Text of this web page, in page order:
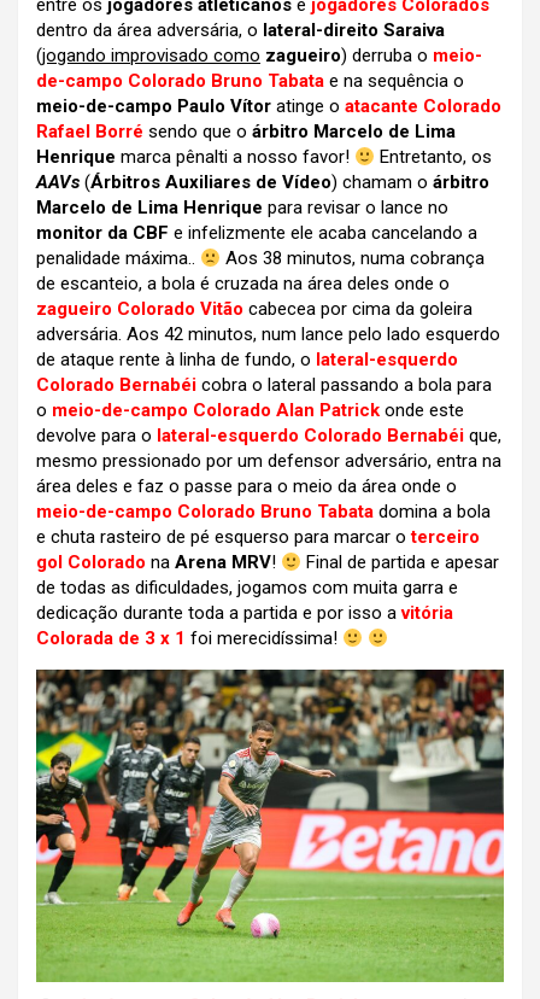
entre os jogadores atleticanos e jogadores Colorados
dentro da área adversária, o lateral-direito Saraiva
(jogando improvisado como zagueiro) derruba o meio-
de-campo Colorado Bruno Tabata e na sequência o
meio-de-campo Paulo Vítor atinge o atacante Colorado
Rafael Borré sendo que o árbitro Marcelo de Lima
Henrique marca pênalti a nosso favor!
Entretanto, os
AAVs (Árbitros Auxiliares de Vídeo) chamam o árbitro
Marcelo de Lima Henrique para revisar o lance no
monitor da CBF e infelizmente ele acaba cancelando a
penalidade máxima..
Aos 38 minutos, numa cobrança
de escanteio, a bola é cruzada na área deles onde o
zagueiro Colorado Vitão cabecea por cima da goleira
adversária. Aos 42 minutos, num lance pelo lado esquerdo
de ataque rente à linha de fundo, o lateral-esquerdo
Colorado Bernabéi cobra o lateral passando a bola para
o meio-de-campo Colorado Alan Patrick onde este
devolve para o lateral-esquerdo Colorado Bernabéi que,
mesmo pressionado por um defensor adversário, entra na
área deles e faz o passe para o meio da área onde o
meio-de-campo Colorado Bruno Tabata domina a bola
e chuta rasteiro de pé esquerso para marcar oterceiro
gol Colorado na Arena MRV!
Final de partida e apesar
de todas as dificuldades, jogamos com muita garra e
dedicação durante toda a partida e por isso avitória
Colorada de 3 x 1 foi merecidíssima!